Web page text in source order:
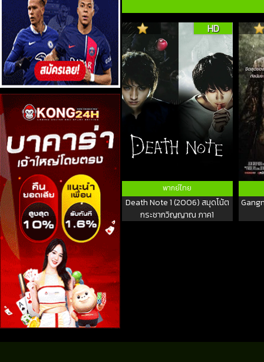
HD
พากย์ไทย
Death Note 1 (2006) สมุดโน้ต
กระชากวิญญาณ ภาค1